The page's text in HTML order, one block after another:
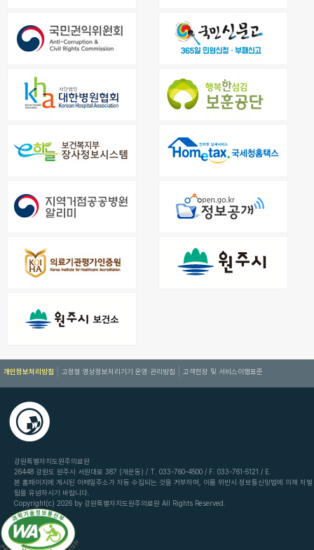
개인정보처리방침 고정형 영상정보처리기기 운영·관리방침 고객헌장 및 서비스이행표준
강원특별자치도원주의료원
26448 강원도 원주시 서원대로 387 (개운동) / T. 033-760-4500 / F. 033-761-5121 / E.
본 홈페이지에 게시된 이메일주소가 자동 수집되는 것을 거부하며, 이를 위반시 정보통신망법에 의해 처벌
됨을 유념하시기 바랍니다.
Copyright(c) 2026 by 강원특별자치도원주의료원 All Rights Reserved.